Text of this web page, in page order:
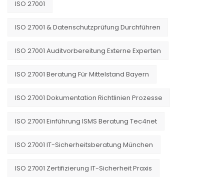
ISO 27001
ISO 27001 & Datenschutzprüfung Durchführen
ISO 27001 Auditvorbereitung Externe Experten
ISO 27001 Beratung Für Mittelstand Bayern
ISO 27001 Dokumentation Richtlinien Prozesse
ISO 27001 Einführung ISMS Beratung Tec4net
ISO 27001 IT-Sicherheitsberatung München
ISO 27001 Zertifizierung IT-Sicherheit Praxis